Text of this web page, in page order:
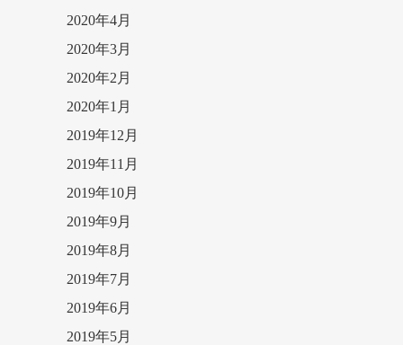
2020年4月
2020年3月
2020年2月
2020年1月
2019年12月
2019年11月
2019年10月
2019年9月
2019年8月
2019年7月
2019年6月
2019年5月